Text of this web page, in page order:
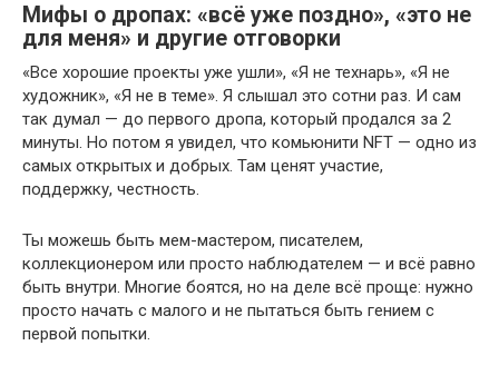
Мифы о дропах: «всё уже поздно», «это не
для меня» и другие отговорки
«Все хорошие проекты уже ушли», «Я не технарь», «Я не
художник», «Я не в теме». Я слышал это сотни раз. И сам
так думал — до первого дропа, который продался за 2
минуты. Но потом я увидел, что комьюнити NFT — одно из
самых открытых и добрых. Там ценят участие,
поддержку, честность.
Ты можешь быть мем-мастером, писателем,
коллекционером или просто наблюдателем — и всё равно
быть внутри. Многие боятся, но на деле всё проще: нужно
просто начать с малого и не пытаться быть гением с
первой попытки.